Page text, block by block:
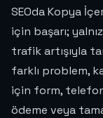
SEOda Kopya
için başarı;
trafik artışıyla
farklı problem,
için form,
ödeme veya